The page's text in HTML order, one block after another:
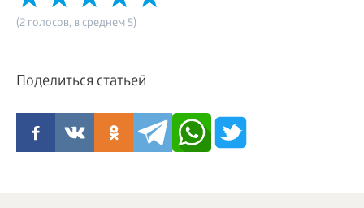
(2 голосов, в среднем 5)
Поделиться статьей